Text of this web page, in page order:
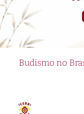
Budismo no